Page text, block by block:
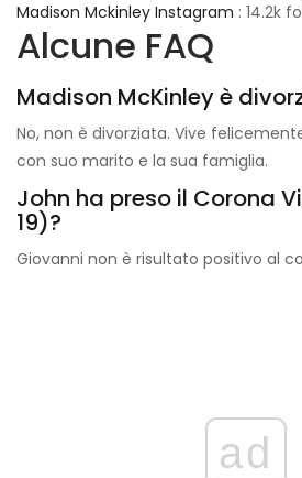
Madison Mckinley Instagram : 14.2k
Alcune FAQ
Madison McKinley è
No, non è divorziata. Vive
con suo marito e la sua famiglia.
John ha preso il Corona
19)?
Giovanni non è risultato positivo al
ad